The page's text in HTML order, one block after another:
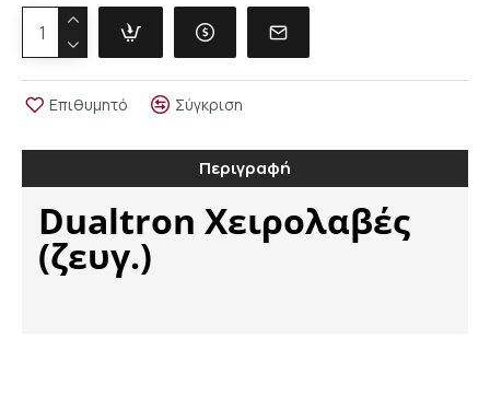
Επιθυμητό Σύγκριση
Περιγραφή
Dualtron Χειρολαβές
(ζευγ.)